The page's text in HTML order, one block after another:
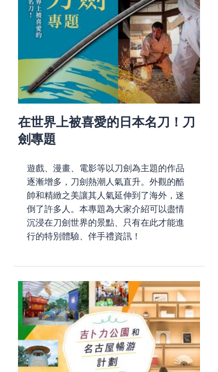
在世界上被喜愛的日本名刀！刀
劍專題
遊戲、漫畫、電影等以刀劍為主題的作品
逐漸增多，刀劍熱潮人氣直升。外觀的酷
帥和精緻之美讓其人氣延伸到了海外，迷
倒了許多人。本專題為大家介紹可以盡情
沉浸在刀劍世界的景點、只有在此才能進
行的特別體驗、伴手禮資訊！